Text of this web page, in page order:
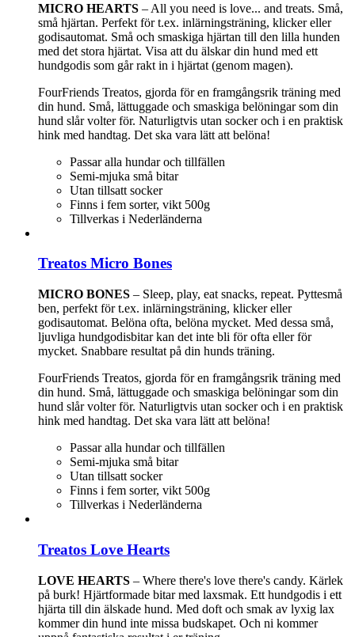
MICRO HEARTS – All you need is love... and treats. Små,
små hjärtan. Perfekt för t.ex. inlärningsträning, klicker eller
godisautomat. Små och smaskiga hjärtan till den lilla hunden
med det stora hjärtat. Visa att du älskar din hund med ett
hundgodis som går rakt in i hjärtat (genom magen).
FourFriends Treatos, gjorda för en framgångsrik träning med
din hund. Små, lättuggade och smaskiga belöningar som din
hund slår volter för. Naturligtvis utan socker och i en praktisk
hink med handtag. Det ska vara lätt att belöna!
Passar alla hundar och tillfällen
Semi-mjuka små bitar
Utan tillsatt socker
Finns i fem sorter, vikt 500g
Tillverkas i Nederländerna
Treatos Micro Bones
MICRO BONES – Sleep, play, eat snacks, repeat. Pyttesmå
ben, perfekt för t.ex. inlärningsträning, klicker eller
godisautomat. Belöna ofta, belöna mycket. Med dessa små,
ljuvliga hundgodisbitar kan det inte bli för ofta eller för
mycket. Snabbare resultat på din hunds träning.
FourFriends Treatos, gjorda för en framgångsrik träning med
din hund. Små, lättuggade och smaskiga belöningar som din
hund slår volter för. Naturligtvis utan socker och i en praktisk
hink med handtag. Det ska vara lätt att belöna!
Passar alla hundar och tillfällen
Semi-mjuka små bitar
Utan tillsatt socker
Finns i fem sorter, vikt 500g
Tillverkas i Nederländerna
Treatos Love Hearts
LOVE HEARTS – Where there's love there's candy. Kärlek
på burk! Hjärtformade bitar med laxsmak. Ett hundgodis i ett
hjärta till din älskade hund. Med doft och smak av lyxig lax
kommer din hund inte missa budskapet. Och ni kommer